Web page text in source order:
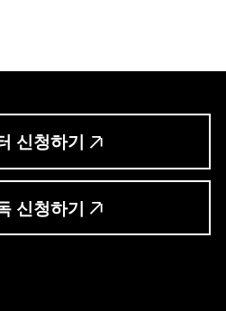
신청하기
신청하기